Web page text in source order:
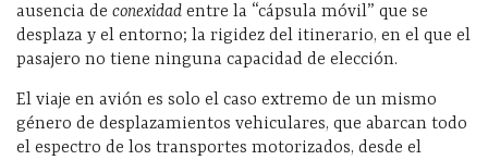
ausencia de conexidad entre la “cápsula móvil” que se
desplaza y el entorno; la rigidez del itinerario, en el que el
pasajero no tiene ninguna capacidad de elección.
El viaje en avión es solo el caso extremo de un mismo
género de desplazamientos vehiculares, que abarcan todo
el espectro de los transportes motorizados, desde el